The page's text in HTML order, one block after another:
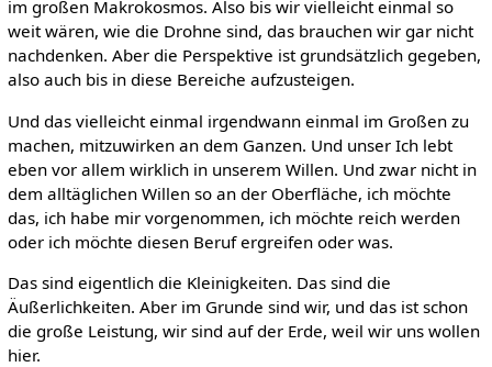
im großen Makrokosmos. Also bis wir vielleicht einmal so
weit wären, wie die Drohne sind, das brauchen wir gar nicht
nachdenken. Aber die Perspektive ist grundsätzlich gegeben,
also auch bis in diese Bereiche aufzusteigen.
Und das vielleicht einmal irgendwann einmal im Großen zu
machen, mitzuwirken an dem Ganzen. Und unser Ich lebt
eben vor allem wirklich in unserem Willen. Und zwar nicht in
dem alltäglichen Willen so an der Oberfläche, ich möchte
das, ich habe mir vorgenommen, ich möchte reich werden
oder ich möchte diesen Beruf ergreifen oder was.
Das sind eigentlich die Kleinigkeiten. Das sind die
Äußerlichkeiten. Aber im Grunde sind wir, und das ist schon
die große Leistung, wir sind auf der Erde, weil wir uns wollen
hier.